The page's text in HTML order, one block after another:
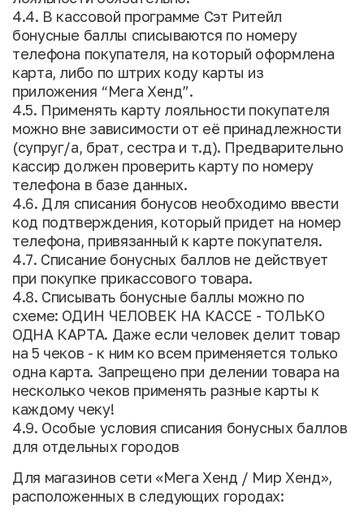
4.4. В кассовой программе Сэт Ритейл
бонусные баллы списываются по номеру
телефона покупателя, на который оформлена
карта, либо по штрих коду карты из
приложения “Мега Хенд”.
4.5. Применять карту лояльности покупателя
можно вне зависимости от её принадлежности
(супруг/а, брат, сестра и т.д). Предварительно
кассир должен проверить карту по номеру
телефона в базе данных.
4.6. Для списания бонусов необходимо ввести
код подтверждения, который придет на номер
телефона, привязанный к карте покупателя.
4.7. Списание бонусных баллов не действует
при покупке прикассового товара.
4.8. Списывать бонусные баллы можно по
схеме: ОДИН ЧЕЛОВЕК НА КАССЕ - ТОЛЬКО
ОДНА КАРТА. Даже если человек делит товар
на 5 чеков - к ним ко всем применяется только
одна карта. Запрещено при делении товара на
несколько чеков применять разные карты к
каждому чеку!
4.9. Особые условия списания бонусных баллов
для отдельных городов
Для магазинов сети «Мега Хенд / Мир Хенд»,
расположенных в следующих городах: